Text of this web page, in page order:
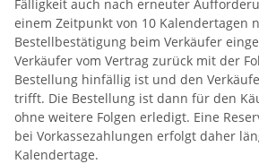
Fälligkeit auch nach erneuter
einem Zeitpunkt von 10 Kalendertagen
Bestellbestätigung beim Verkäufer
Verkäufer vom Vertrag zurück mit der
Bestellung hinfällig ist und den
trifft. Die Bestellung ist dann für den
ohne weitere Folgen erledigt. Eine
bei Vorkassezahlungen erfolgt daher
Kalendertage.